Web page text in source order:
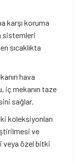
karşı koruma
sistemleri
sıcaklıkta
hava
iç mekanın taze
sağlar.
koleksiyonları
ve
veya özel bitki